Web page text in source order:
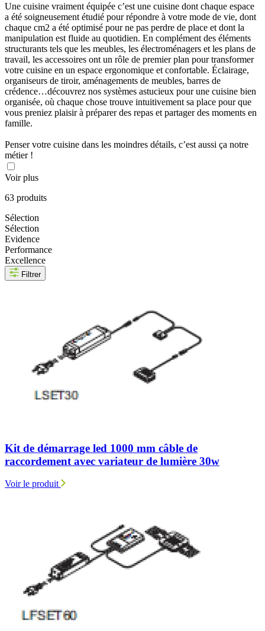
Une cuisine vraiment équipée c’est une cuisine dont chaque espace
a été soigneusement étudié pour répondre à votre mode de vie, dont
chaque cm2 a été optimisé pour ne pas perdre de place et dont la
manipulation est fluide au quotidien. En complément des éléments
structurants tels que les meubles, les électroménagers et les plans de
travail, les accessoires ont un rôle de premier plan pour transformer
votre cuisine en un espace ergonomique et confortable. Éclairage,
organiseurs de tiroir, aménagements de meubles, barres de
crédence…découvrez nos systèmes astucieux pour une cuisine bien
organisée, où chaque chose trouve intuitivement sa place pour que
vous preniez plaisir à préparer des repas et partager des moments en
famille.
Penser votre cuisine dans les moindres détails, c’est aussi ça notre
métier !
Voir plus
63 produits
Sélection
Sélection
Evidence
Performance
Excellence
Filtrer
Kit de démarrage led 1000 mm câble de
raccordement avec variateur de lumière 30w
Voir le produit